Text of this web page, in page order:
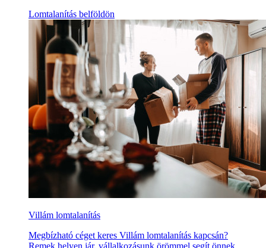
Lomtalanítás belföldön
Villám lomtalanítás
Megbízható céget keres Villám lomtalanítás kapcsán?